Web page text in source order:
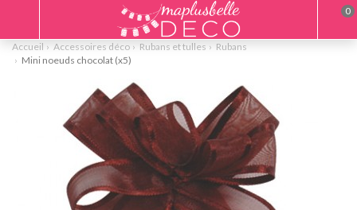
Accueil Accessoires déco Rubans et tulles
Rubans
Mini noeuds chocolat (x5)
0